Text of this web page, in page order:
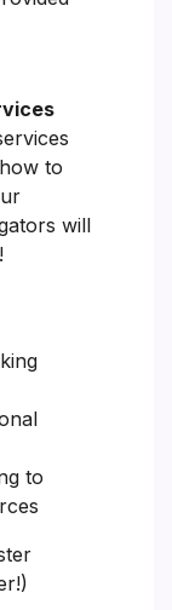
to
will
to